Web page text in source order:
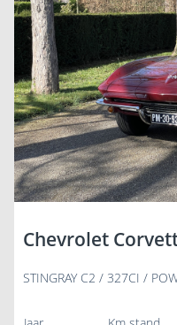
Chevrolet
STINGRAY C2 / 327CI /